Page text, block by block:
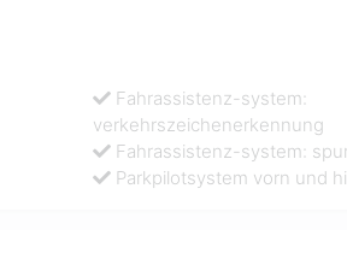
Fahrassistenz-system:
verkehrszeichenerkennung
Fahrassistenz-system:
Parkpilotsystem vorn und